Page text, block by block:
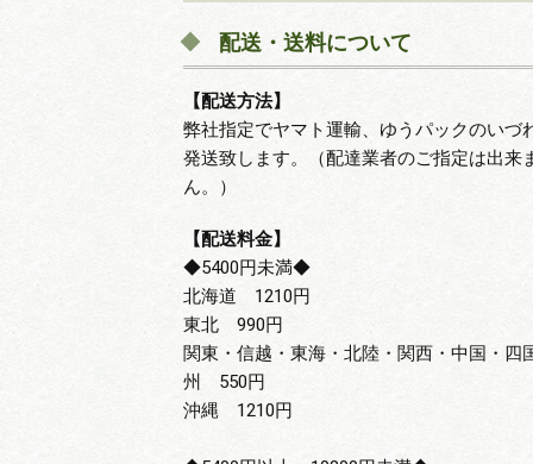
配送・送料について
【配送方法】
弊社指定でヤマト運輸、ゆうパックのいづ
発送致します。（配達業者のご指定は出来
ん。）
【配送料金】
◆5400円未満◆
北海道 1210円
東北 990円
関東・信越・東海・北陸・関西・中国・四
州 550円
沖縄 1210円